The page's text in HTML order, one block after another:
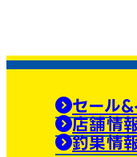
セール
店舗情
釣果情